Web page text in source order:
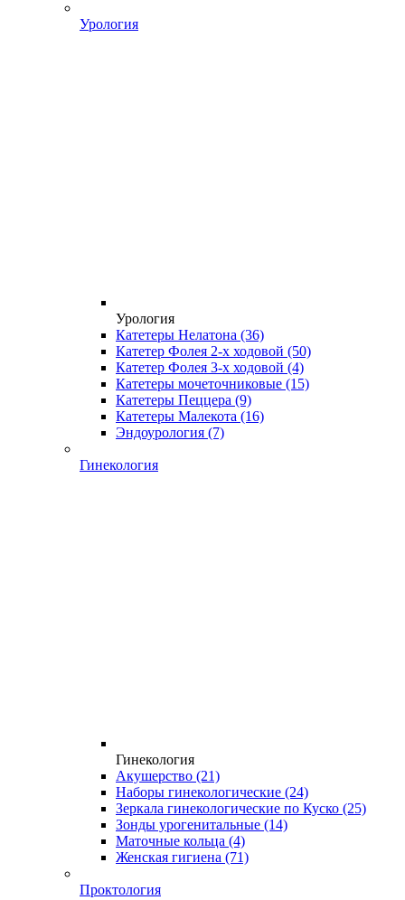
Урология
Урология
Катетеры Нелатона (36)
Катетер Фолея 2-х ходовой (50)
Катетер Фолея 3-х ходовой (4)
Катетеры мочеточниковые (15)
Катетеры Пеццера (9)
Катетеры Малекота (16)
Эндоурология (7)
Гинекология
Гинекология
Акушерство (21)
Наборы гинекологические (24)
Зеркала гинекологические по Куско (25)
Зонды урогенитальные (14)
Маточные кольца (4)
Женская гигиена (71)
Проктология